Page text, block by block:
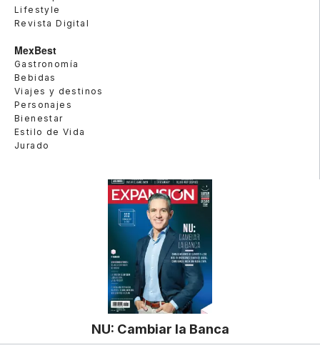
Lifestyle
Revista Digital
MexBest
Gastronomía
Bebidas
Viajes y destinos
Personajes
Bienestar
Estilo de Vida
Jurado
NU: Cambiar la Banca